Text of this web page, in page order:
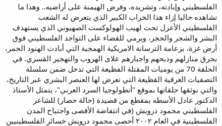
الفلسطيني وإبادته، وتشريده، وفرض الهيمنة على أراضيه.. وهذا ما
نشاهده حاليا إزاء هذا الخراب الكبير الذي يتعرض له الشعب
الفلسطيني الأعزل تحت لهيب الهولوكست الصهيوني الذي يستهدف
البشر والشجر والحجر، ويرمي للقضاء على التواجد الفلسطيني فوق
أرض غزة، بزعامة الترسانة الامريكية الهمجية التي أبادت الهنود الحمر،
بحرق منازلهم وذبحهم واجبارهم علاى الهروب والتهجير القسري. في
الحلقة 70 من يوميات المقتلة الفظيعة التي تدخل ضمن سلسلة
التصفيات العرقية القظيعة التي تعرض لها العنصر البشري عبر التاريخ،
والتي نوثقها حلقاتها بموقع "أنطولوجيا السرد العربي"، يتمثل الأستاذ
الدكتور عادل الأسطه بمقطع من قصيدة (حالة حصار) للشاعر
الفلسطيني محمود دروبش (في انتفاضة الأقصى واجتياح المدن
الفلسطينية في العام ٢٠٠٢ أحصى محمود درويش خسائر الفلسطينيين